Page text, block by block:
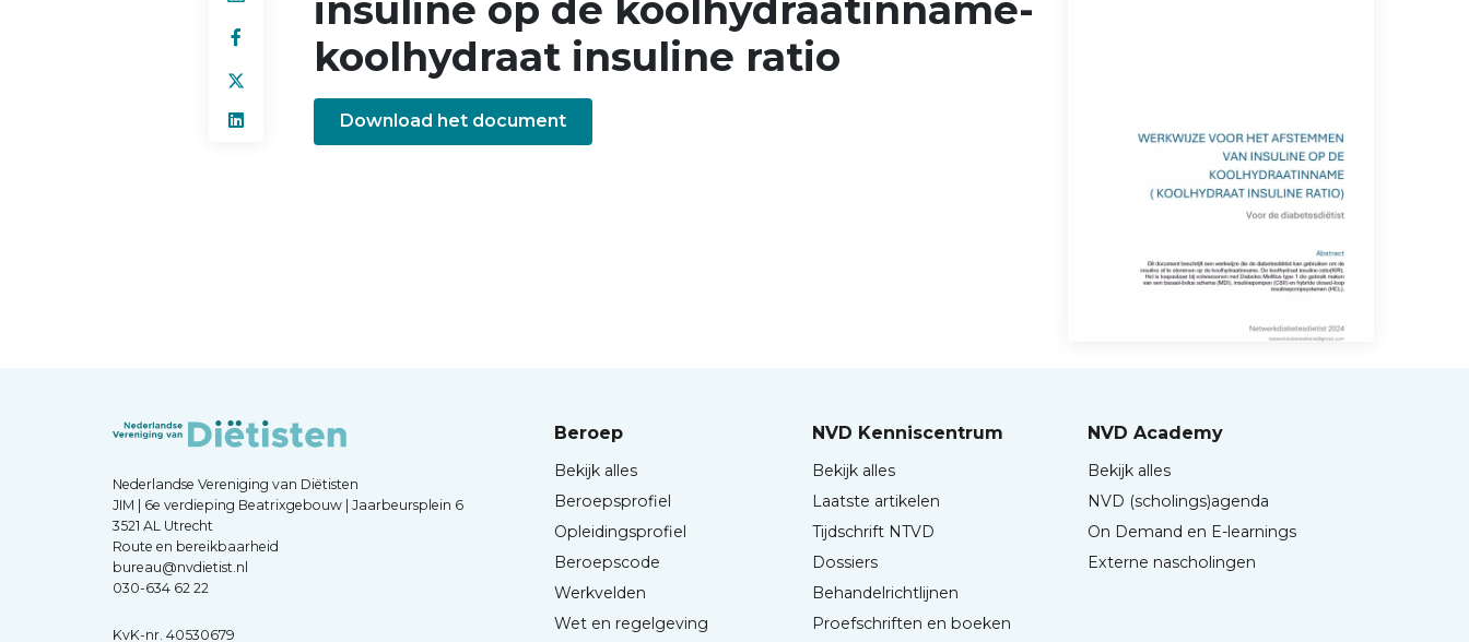
koolhydraat insuline ratio
Download het document
Nederlandse Vereniging van Diëtisten
JIM | 6e verdieping Beatrixgebouw | Jaarbeursplein 6
3521 AL Utrecht
Route en bereikbaarheid
bureau@nvdietist.nl
030-634 62 22
KvK-nr. 40530679
Beroep
Bekijk alles
Beroepsprofiel
Opleidingsprofiel
Beroepscode
Werkvelden
Wet en regelgeving
NVD Kenniscentrum
Bekijk alles
Laatste artikelen
Tijdschrift NTVD
Dossiers
Behandelrichtlijnen
Proefschriften en boeken
NVD Academy
Bekijk alles
NVD (scholings)agenda
On Demand en E-learnings
Externe nascholingen